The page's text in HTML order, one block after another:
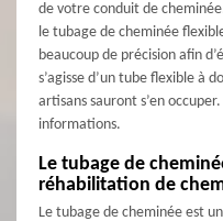
de votre conduit de
le tubage de cheminée
beaucoup de précision afin
s’agisse d’un tube flexible à
artisans sauront s’en
informations.
Le tubage de
réhabilitation de
Le tubage de cheminée est